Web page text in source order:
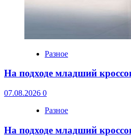
Разное
На подходе младший
07.08.2026 0
Разное
На подходе младший